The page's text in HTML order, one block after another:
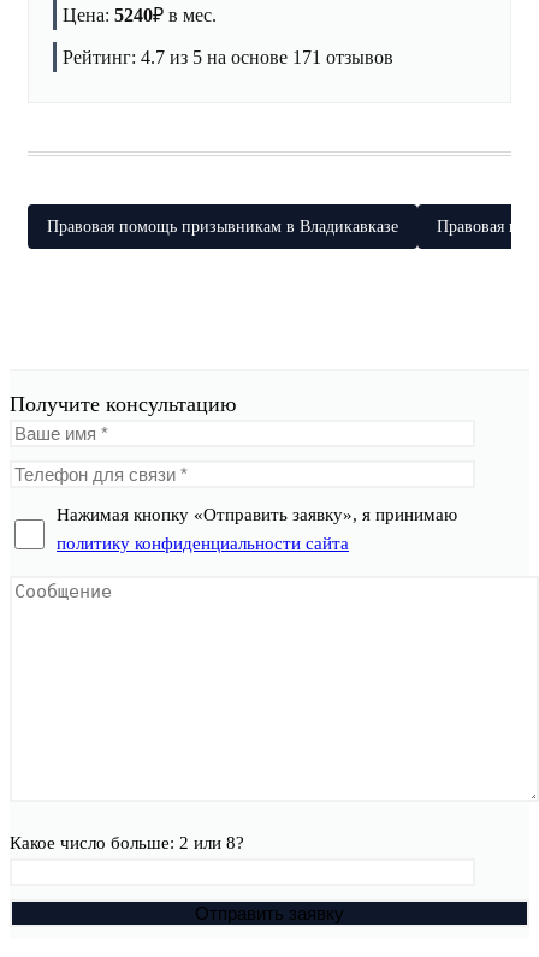
Цена: 5240₽ в мес.
Рейтинг: 4.7 из 5 на основе 171 отзывов
Правовая помощь призывникам в Владикавказе Правовая
Получите консультацию
Нажимая кнопку «Отправить заявку», я принимаю
политику конфиденциальности сайта
Какое число больше: 2 или 8?